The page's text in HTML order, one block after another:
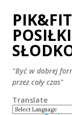
"Być w dobrej
przez cały czas"
Translate